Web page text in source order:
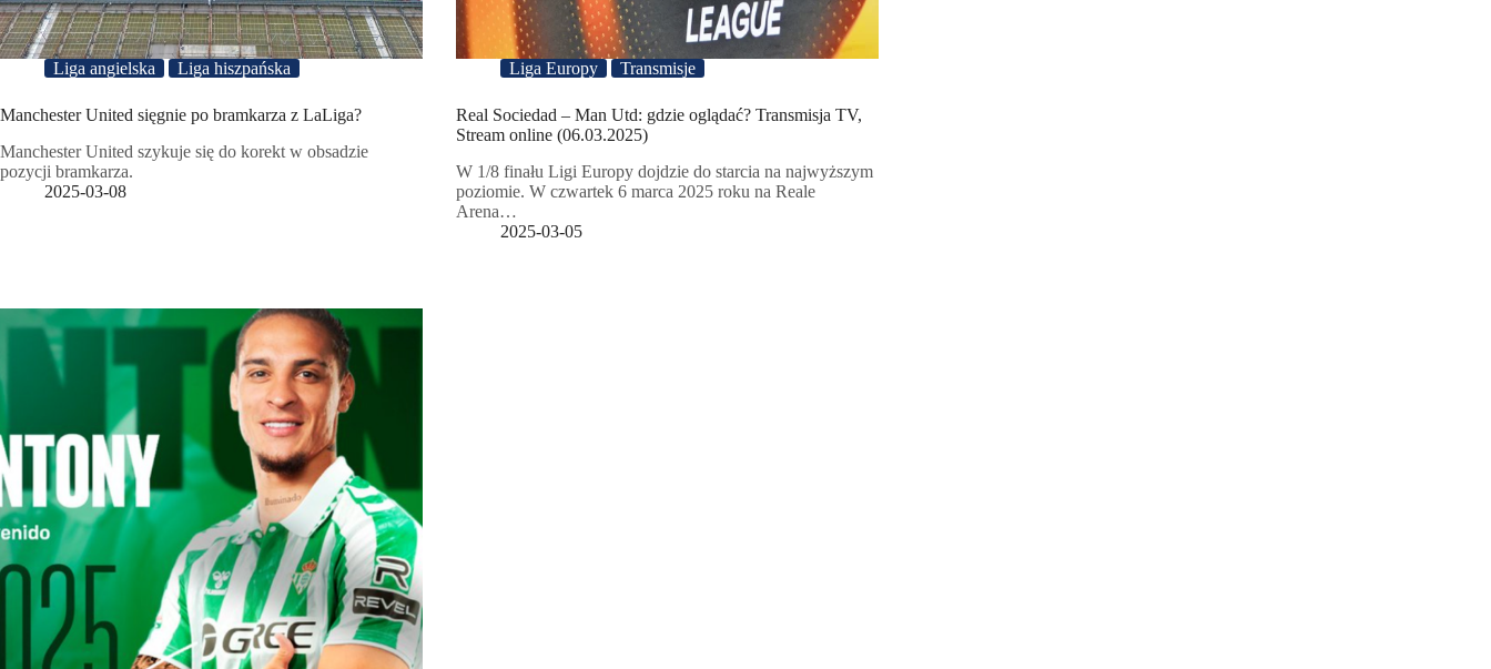
Liga angielska Liga hiszpańska
Manchester United sięgnie po bramkarza z LaLiga?
Manchester United szykuje się do korekt w obsadzie
pozycji bramkarza.
2025-03-08
Liga Europy Transmisje
Real Sociedad – Man Utd: gdzie oglądać? Transmisja TV,
Stream online (06.03.2025)
W 1/8 finału Ligi Europy dojdzie do starcia na najwyższym
poziomie. W czwartek 6 marca 2025 roku na Reale
Arena…
2025-03-05